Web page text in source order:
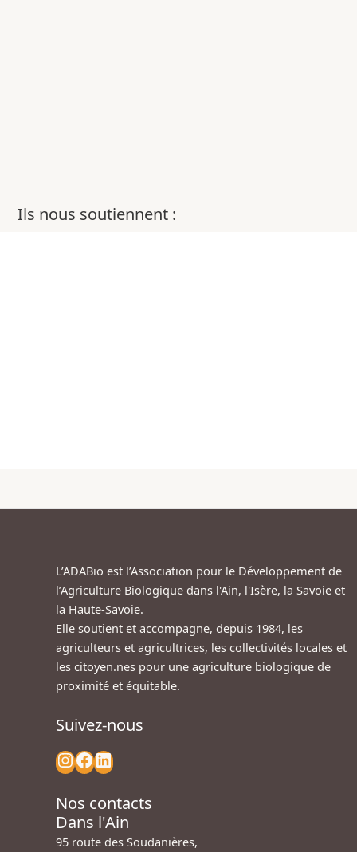
Ils nous soutiennent :
L’ADABio est l’Association pour le Développement de
l’Agriculture Biologique dans l'Ain, l'Isère, la Savoie et
la Haute-Savoie.
Elle soutient et accompagne, depuis 1984, les
agriculteurs et agricultrices, les collectivités locales et
les citoyen.nes pour une agriculture biologique de
proximité et équitable.
Suivez-nous
Nos contacts
Dans l'Ain
95 route des Soudanières,